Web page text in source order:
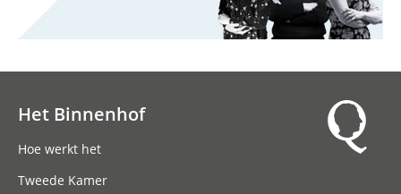
Het Binnenhof
Hoe werkt het
Tweede Kamer